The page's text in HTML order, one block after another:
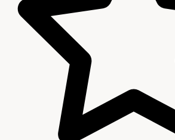
Inhoud en structuur van het archief